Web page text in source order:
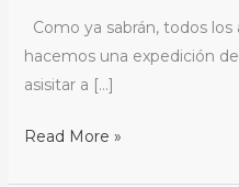
Como ya sabrán, todos los
hacemos una expedición
asisitar a […]
Read More »